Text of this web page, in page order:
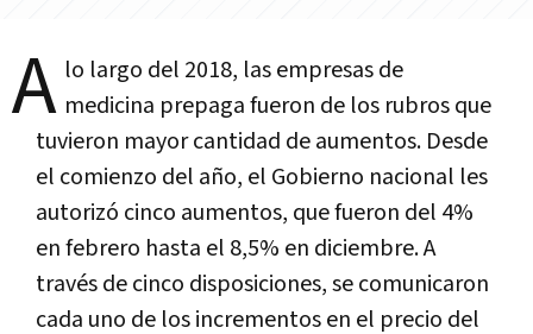
A lo largo del 2018, las empresas de
medicina prepaga fueron de los rubros que
tuvieron mayor cantidad de aumentos. Desde
el comienzo del año, el Gobierno nacional les
autorizó cinco aumentos, que fueron del 4%
en febrero hasta el 8,5% en diciembre. A
través de cinco disposiciones, se comunicaron
cada uno de los incrementos en el precio del